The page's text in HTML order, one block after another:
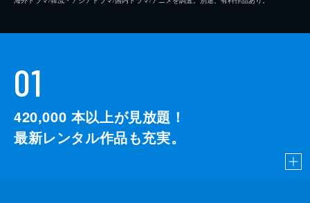
01
420,000 本以上が見放題！
最新レンタル作品も充実。